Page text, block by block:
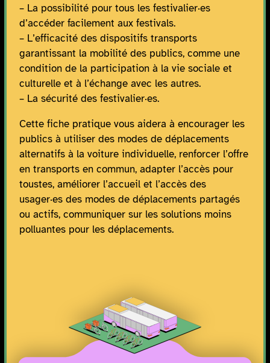
– La possibilité pour tous les festivalier·es
d’accéder facilement aux festivals.
– L’efficacité des dispositifs transports
garantissant la mobilité des publics, comme une
condition de la participation à la vie sociale et
culturelle et à l’échange avec les autres.
– La sécurité des festivalier·es.
Cette fiche pratique vous aidera à encourager les
publics à utiliser des modes de déplacements
alternatifs à la voiture individuelle, renforcer l’offre
en transports en commun, adapter l’accès pour
toustes, améliorer l’accueil et l’accès des
usager·es des modes de déplacements partagés
ou actifs, communiquer sur les solutions moins
polluantes pour les déplacements.